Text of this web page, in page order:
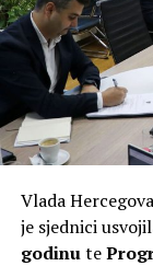
Vlada
je sjednici
godinute